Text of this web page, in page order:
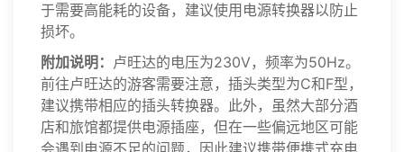
于需要高能耗的设备，建议使用电源转换器以防止
损坏。
附加说明： 卢旺达的电压为230V，频率为50Hz。
前往卢旺达的游客需要注意，插头类型为C和F型，
建议携带相应的插头转换器。此外，虽然大部分酒
店和旅馆都提供电源插座，但在一些偏远地区可能
会遇到电源不足的问题，因此建议携带便携式充电